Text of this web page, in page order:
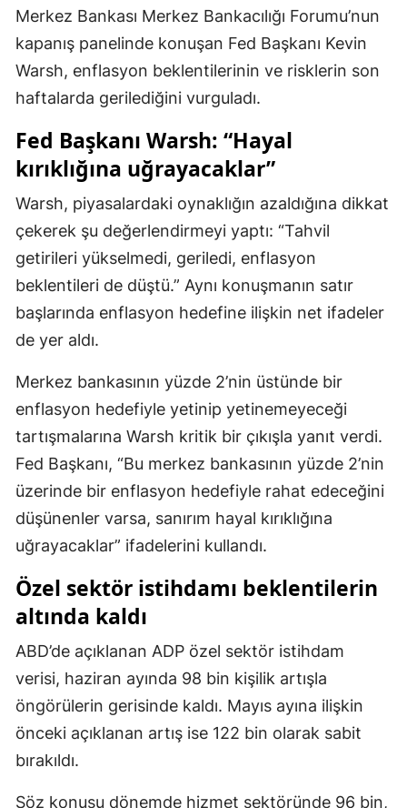
Merkez Bankası Merkez Bankacılığı Forumu’nun
kapanış panelinde konuşan Fed Başkanı Kevin
Warsh, enflasyon beklentilerinin ve risklerin son
haftalarda gerilediğini vurguladı.
Fed Başkanı Warsh: “Hayal
kırıklığına uğrayacaklar”
Warsh, piyasalardaki oynaklığın azaldığına dikkat
çekerek şu değerlendirmeyi yaptı: “Tahvil
getirileri yükselmedi, geriledi, enflasyon
beklentileri de düştü.” Aynı konuşmanın satır
başlarında enflasyon hedefine ilişkin net ifadeler
de yer aldı.
Merkez bankasının yüzde 2’nin üstünde bir
enflasyon hedefiyle yetinip yetinemeyeceği
tartışmalarına Warsh kritik bir çıkışla yanıt verdi.
Fed Başkanı, “Bu merkez bankasının yüzde 2’nin
üzerinde bir enflasyon hedefiyle rahat edeceğini
düşünenler varsa, sanırım hayal kırıklığına
uğrayacaklar” ifadelerini kullandı.
Özel sektör istihdamı beklentilerin
altında kaldı
ABD’de açıklanan ADP özel sektör istihdam
verisi, haziran ayında 98 bin kişilik artışla
öngörülerin gerisinde kaldı. Mayıs ayına ilişkin
önceki açıklanan artış ise 122 bin olarak sabit
bırakıldı.
Söz konusu dönemde hizmet sektöründe 96 bin,